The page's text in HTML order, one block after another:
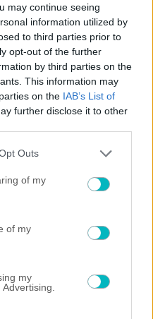
may continue seeing
information utilized by
to third parties prior to
opt-out of the further
by third parties on the
This information may
on the IAB’s List of
further disclose it to other
uses one or more Google
You may click to
and its third-party tags to
purposes in below Google
Outs
of my
of my
my
Μαρίν απέναντι στην